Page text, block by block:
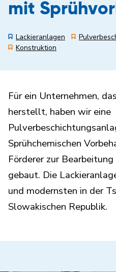
mit
Lackieranlagen
Konstruktion
Für ein Unternehmen,
herstellt, haben wir eine
Sprühchemischen
Förderer zur
gebaut. Die
und modernsten in der
Slowakischen Republik.